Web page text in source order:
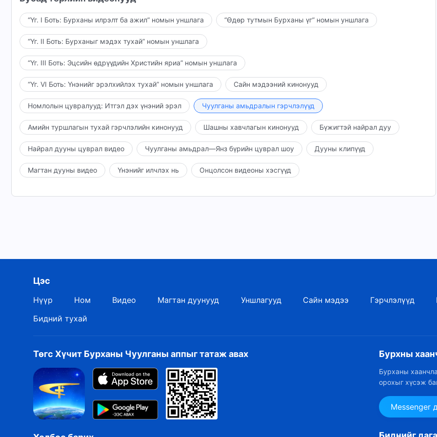
“Үг. I Боть: Бурханы илрэлт ба ажил” номын уншлага “Өдөр тутмын Бурханы үг” номын уншлага
“Үг. II Боть: Бурханыг мэдэх тухай” номын уншлага
“Үг. III Боть: Эцсийн өдрүүдийн Христийн яриа” номын уншлага
“Үг. VI Боть: Үнэнийг эрэлхийлэх тухай” номын уншлага Сайн мэдээний кинонууд
Номлолын цувралууд: Итгэл дэх үнэний эрэл Чуулганы амьдралын гэрчлэлүүд
Амийн туршлагын тухай гэрчлэлийн кинонууд Шашны хавчлагын кинонууд Бүжигтэй найрал дуу
Найрал дууны цуврал видео Чуулганы амьдрал—Янз бүрийн цуврал шоу Дууны клипүүд
Магтан дууны видео Үнэнийг илчлэх нь Онцолсон видеоны хэсгүүд
Цэс
Нүүр Ном Видео Магтан дуунууд Уншлагууд Сайн мэдээ Гэрчлэлүүд
Бидний тухай
Төгс Хүчит Бурханы Чуулганы аппыг татаж авах Бурхны
Бурханы
орохыг хүсэж
Messenger